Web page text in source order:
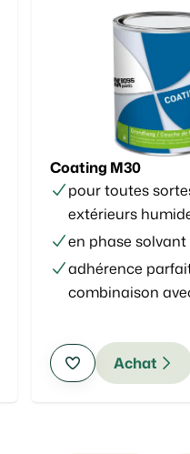
Coating M30
pour toutes
extérieurs
en phase solvant
adhérence
combinaison
Achat